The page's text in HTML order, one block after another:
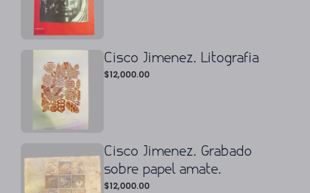
Cisco Jimenez. Litografia
$12,000.00
Cisco Jimenez. Grabado
sobre papel amate.
$12,000.00